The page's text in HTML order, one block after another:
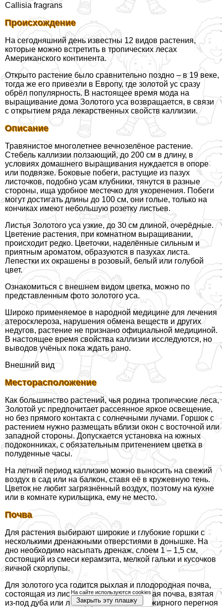
Callisia fragrans
Происхождение
На сегодняшний день известны 12 видов растения,
которые можно встретить в тропических лесах
Американского континента.
Открыто растение было сравнительно поздно – в 19 веке,
тогда же его привезли в Европу, где золотой ус сразу
обрёл популярность. В настоящее время мода на
выращивание дома Золотого уса возвращается, в связи
с открытием ряда лекарственных свойств каллизии.
Описание
Травянистое многолетнее вечнозелёное растение.
Стебель каллизии ползающий, до 200 см в длину, в
условиях домашнего выращивания нуждается в опоре
или подвязке. Боковые побеги, растущие из пазух
листочков, подобно усам клубники, тянутся в разные
стороны, ища удобное местечко для укоренения. Побеги
могут достигать длины до 100 см, они гoлые, только на
кончиках имеют небольшую розетку листьев.
Листья Золотого уса узкие, до 30 см длиной, очерёдные.
Цветение растения, при комнатном выращивании,
происходит редко. Цветочки, наделённые сильным и
приятным ароматом, образуются в пазухах листа.
Лепестки их окрашены в розовый, белый или гoлyбой
цвет.
Ознакомиться с внешнем видом цветка, можно по
представленным фото золотого уса.
Широко применяемое в народной медицине для лечения
атеросклероза, нарушения обмена веществ и других
недугов, растение не признано официальной медициной.
В настоящее время свойства каллизии исследуются, но
выводов учёных пока ждать рано.
Внешний вид
Месторасположение
Как большинство растений, чья родина тропические леса,
Золотой ус предпочитает рассеянное яркое освещение,
но без прямого контакта с солнечными лучами. Горшок с
растением нужно размещать вблизи окон с восточной или
западной стороны. Допускается установка на южных
подоконниках, с обязательным притенением цветка в
полуденные часы.
На летний период каллизию можно выносить на свежий
воздух в сад или на балкон, ставя её в кружевную тень.
Цветок не любит загрязнённый воздух, поэтому на кухне
или в комнате курильщика, ему не место.
Почва
Для растения выбирают широкие и глубокие горшки с
несколькими дренажными отверстиями в донышке. На
дно необходимо насыпать дренаж, слоем 1 – 1,5 см,
состоящий из смеси керамзита, мелкой гальки и кусочков
яичной скорлупы.
Для золотого уса годится рыхлая и плодородная почва,
состоящая из листового перегноя (лесная почва, взятая
из-под дуба или липы), речного песка и жирного перегноя
На сайте используются cookies
Закрыть эту плашку